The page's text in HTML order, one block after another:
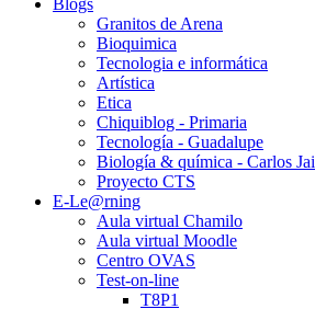
Granitos de Arena
Bioquimica
Tecnologia e informática
Artística
Etica
Chiquiblog - Primaria
Tecnología - Guadalupe
Biología & química - Carlos
Proyecto CTS
E-Le@rning
Aula virtual Chamilo
Aula virtual Moodle
Centro OVAS
Test-on-line
T8P1